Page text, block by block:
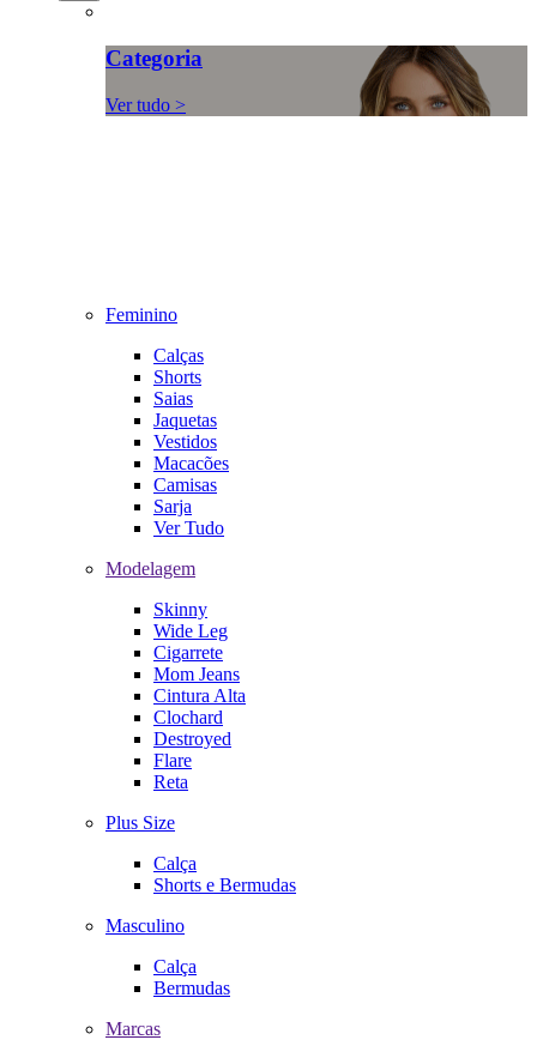
Categoria
Ver tudo >
Feminino
Calças
Shorts
Saias
Jaquetas
Vestidos
Macacões
Camisas
Sarja
Ver Tudo
Modelagem
Skinny
Wide Leg
Cigarrete
Mom Jeans
Cintura Alta
Clochard
Destroyed
Flare
Reta
Plus Size
Calça
Shorts e Bermudas
Masculino
Calça
Bermudas
Marcas